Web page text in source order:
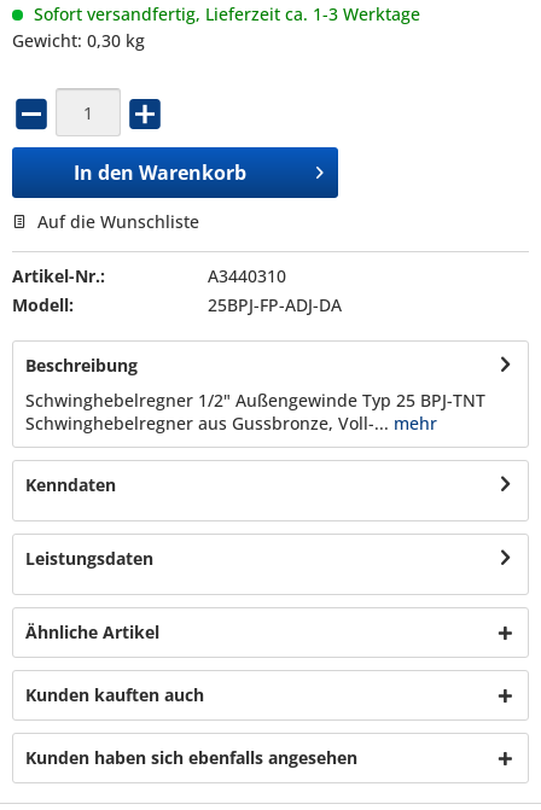
Sofort versandfertig, Lieferzeit ca. 1-3 Werktage
Gewicht: 0,30 kg
In den Warenkorb
Auf die Wunschliste
Artikel-Nr.:
A3440310
Modell:
25BPJ-FP-ADJ-DA
Beschreibung
Schwinghebelregner 1/2" Außengewinde Typ 25 BPJ-TNT
Schwinghebelregner aus Gussbronze, Voll-... mehr
Kenndaten
Leistungsdaten
Ähnliche Artikel
Kunden kauften auch
Kunden haben sich ebenfalls angesehen